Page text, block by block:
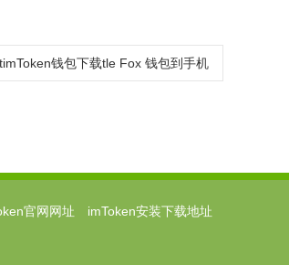
钱包下载tle Fox 钱包到手机
官网网址
imToken安装下载地址